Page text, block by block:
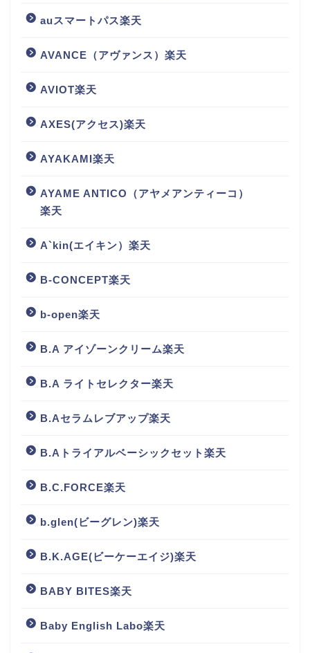
auスマートパス楽天
AVANCE（アヴァンス）楽天
AVIOT楽天
AXES(アクセス)楽天
AYAKAMI楽天
AYAME ANTICO（アヤメアンティーコ）
楽天
A`kin(エイキン）楽天
B-CONCEPT楽天
b-open楽天
B.A アイゾーンクリーム楽天
B.A ライトセレクター楽天
B.Aセラムレブアップ楽天
B.Aトライアルベーシックセット楽天
B.C.FORCE楽天
b.glen(ビーグレン)楽天
B.K.AGE(ビーケーエイジ)楽天
BABY BITES楽天
Baby English Labo楽天